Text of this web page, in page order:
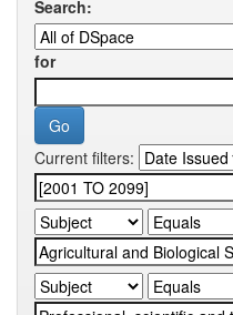
Search:
for
Current filters: